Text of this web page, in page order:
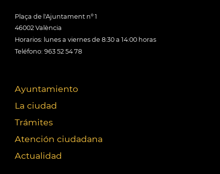
Plaça de l'Ajuntament nº 1
46002 València
Horarios: lunes a viernes de 8:30 a 14:00 horas
Teléfono: 963 52 54 78
Ayuntamiento
La ciudad
Trámites
Atención ciudadana
Actualidad